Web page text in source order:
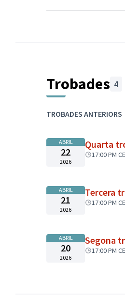
Trobades 4
TROBADES ANTERIORS
ABRIL
22
2026
Quarta
17:00 PM
ABRIL
21
2026
Tercera
17:00 PM
ABRIL
20
2026
Segona
17:00 PM